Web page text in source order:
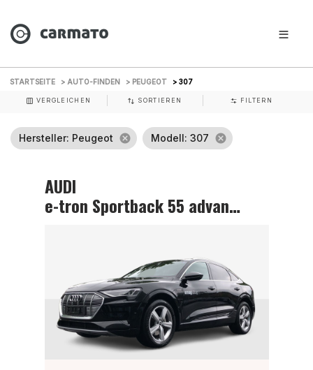
STARTSEITE > AUTO-FINDEN > PEUGEOT > 307
VERGLEICHEN SORTIEREN FILTERN
Hersteller: Peugeot cancel Modell: 307 cancel
AUDI
e-tron Sportback 55 advanced